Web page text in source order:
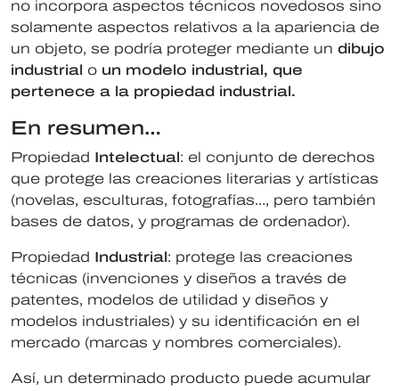
no incorpora aspectos técnicos novedosos sino
solamente aspectos relativos a la apariencia de
un objeto, se podría proteger mediante un dibujo
industrial o un modelo industrial, que
pertenece a la propiedad industrial.
En resumen…
Propiedad Intelectual: el conjunto de derechos
que protege las creaciones literarias y artísticas
(novelas, esculturas, fotografías…, pero también
bases de datos, y programas de ordenador).
Propiedad Industrial: protege las creaciones
técnicas (invenciones y diseños a través de
patentes, modelos de utilidad y diseños y
modelos industriales) y su identificación en el
mercado (marcas y nombres comerciales).
Así, un determinado producto puede acumular